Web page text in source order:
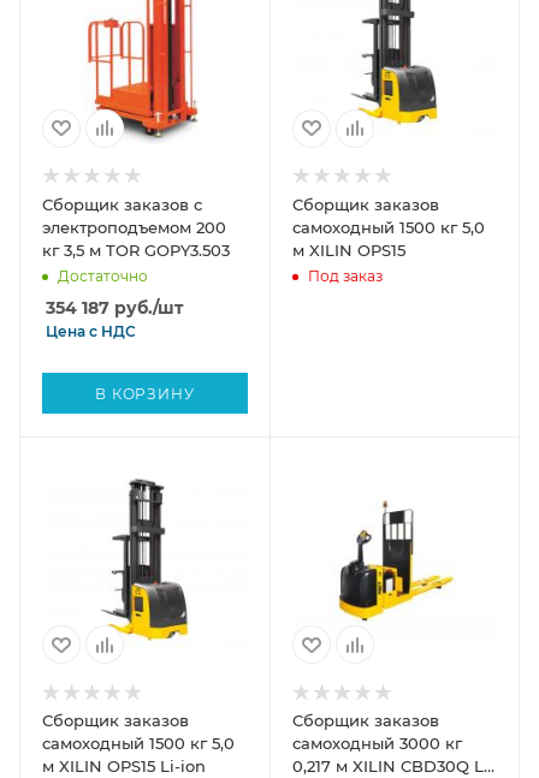
Сборщик заказов с
электроподъемом 200
кг 3,5 м TOR GOPY3.503
Достаточно
354 187 руб./шт
Цена с НДС
В КОРЗИНУ
Сборщик заказов
самоходный 1500 кг 5,0
м XILIN OPS15
Под заказ
Сборщик заказов
самоходный 1500 кг 5,0
м XILIN OPS15 Li-ion
Сборщик заказов
самоходный 3000 кг
0,217 м XILIN CBD30Q Li-